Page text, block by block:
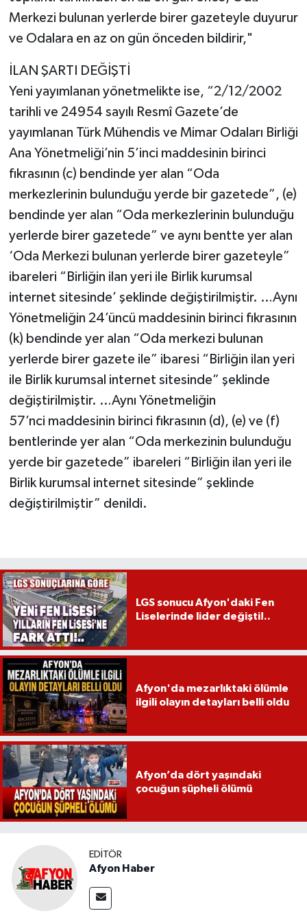
Merkezi bulunan yerlerde birer gazeteyle duyurur
ve Odalara en az on gün önceden bildirir,"
İLAN ŞARTI DEĞİŞTİ
Yeni yayımlanan yönetmelikte ise, “2/12/2002
tarihli ve 24954 sayılı Resmî Gazete’de
yayımlanan Türk Mühendis ve Mimar Odaları Birliği
Ana Yönetmeliği’nin 5’inci maddesinin birinci
fıkrasının (c) bendinde yer alan “Oda
merkezlerinin bulunduğu yerde bir gazetede”, (e)
bendinde yer alan “Oda merkezlerinin bulunduğu
yerlerde birer gazetede” ve aynı bentte yer alan
‘Oda Merkezi bulunan yerlerde birer gazeteyle”
ibareleri “Birliğin ilan yeri ile Birlik kurumsal
internet sitesinde’ şeklinde değiştirilmiştir. …Aynı
Yönetmeliğin 24’üncü maddesinin birinci fıkrasının
(k) bendinde yer alan “Oda merkezi bulunan
yerlerde birer gazete ile” ibaresi “Birliğin ilan yeri
ile Birlik kurumsal internet sitesinde” şeklinde
değiştirilmiştir. …Aynı Yönetmeliğin
57’nci maddesinin birinci fıkrasının (d), (e) ve (f)
bentlerinde yer alan “Oda merkezinin bulunduğu
yerde bir gazetede” ibareleri “Birliğin ilan yeri ile
Birlik kurumsal internet sitesinde” şeklinde
değiştirilmiştir” denildi.
LGS sonucu Afyon'daki Fen
Liselerinde lider değişti!..
Afyon'da mezarlıktaki ölümle
ilgili olayın detayları belli oldu
Afyon’da dört yaşındaki
çocuğun şüpheli ölümü
EDITÖR
Afyon Haber